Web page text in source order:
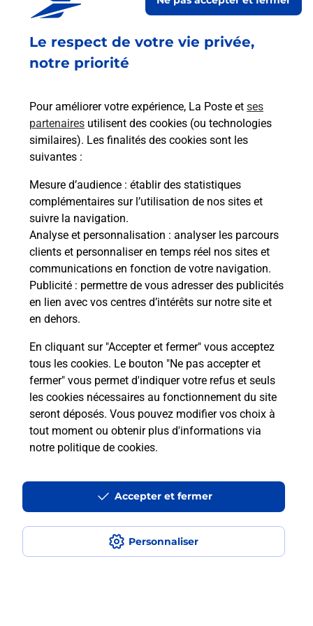
Le respect de votre vie privée,
notre priorité
Pour améliorer votre expérience, La Poste et ses
partenaires utilisent des cookies (ou technologies
similaires). Les finalités des cookies sont les
suivantes :
Mesure d’audience : établir des statistiques
complémentaires sur l’utilisation de nos sites et
suivre la navigation.
Analyse et personnalisation : analyser les parcours
clients et personnaliser en temps réel nos sites et
communications en fonction de votre navigation.
Publicité : permettre de vous adresser des publicités
en lien avec vos centres d’intérêts sur notre site et
en dehors.
En cliquant sur "Accepter et fermer" vous acceptez
tous les cookies. Le bouton "Ne pas accepter et
fermer" vous permet d'indiquer votre refus et seuls
les cookies nécessaires au fonctionnement du site
seront déposés. Vous pouvez modifier vos choix à
tout moment ou obtenir plus d'informations via
notre politique de cookies.
Personnaliser
Accepter et fermer
Acheter un iPhone neuf ou reconditionné
Vous recherchez un smartphone pas cher proche
de chez vous ? Découvrez notre offre de
téléphones iPhone Apple dans vos bureaux de
Poste à ABBEVILLE CLEMENCEAU (80100) !
En savoir plus
Questions fréquemment posées
Comment retourner un colis acheté
en ligne depuis votre boîte aux lettres
Comment envoyer un colis ou faire un
retour chez un e-commerçant sans se
déplacer ?
Envoyer un petit colis au meilleur